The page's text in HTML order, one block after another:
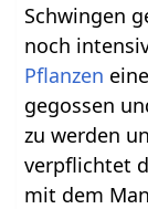
Schwingen
noch
Pflanzen
gegossen
zu werden
verpflichtet
mit dem